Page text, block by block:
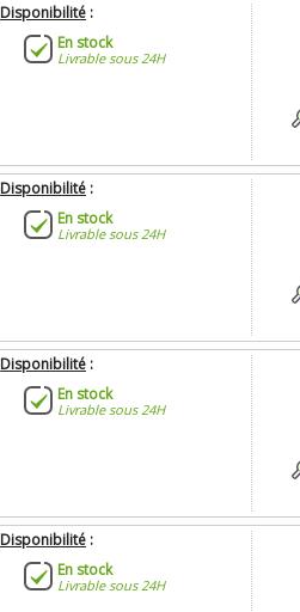
Disponibilité :
En stock
Livrable sous 24H
Disponibilité :
En stock
Livrable sous 24H
Disponibilité :
En stock
Livrable sous 24H
Disponibilité :
En stock
Livrable sous 24H